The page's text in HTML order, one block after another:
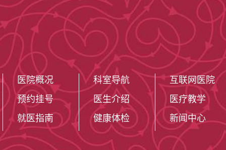
医院概况
预约挂号
就医指南
科室导航
医生介绍
健康体检
互联网医院
医疗教学
新闻中心